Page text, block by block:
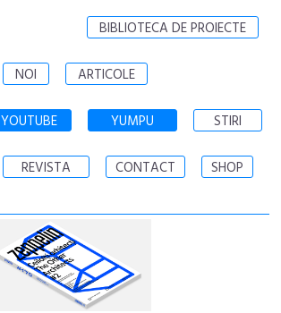
BIBLIOTECA DE PROIECTE
NOI ARTICOLE
YOUTUBE YUMPU STIRI
REVISTA CONTACT SHOP